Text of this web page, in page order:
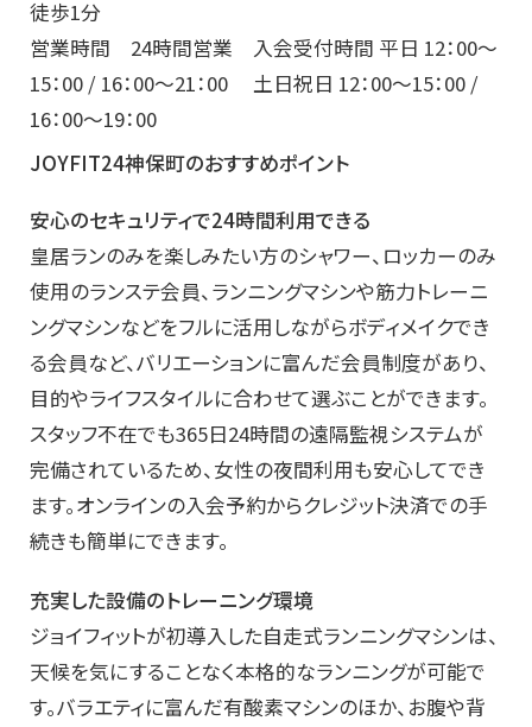
徒歩1分
営業時間 24時間営業 入会受付時間 平日 12：00～
15：00 / 16：00～21：00 土日祝日 12：00～15：00 /
16：00～19：00
JOYFIT24神保町のおすすめポイント
安心のセキュリティで24時間利用できる
皇居ランのみを楽しみたい方のシャワー、ロッカーのみ
使用のランステ会員、ランニングマシンや筋力トレーニ
ングマシンなどをフルに活用しながらボディメイクでき
る会員など、バリエーションに富んだ会員制度があり、
目的やライフスタイルに合わせて選ぶことができます。
スタッフ不在でも365日24時間の遠隔監視システムが
完備されているため、女性の夜間利用も安心してでき
ます。オンラインの入会予約からクレジット決済での手
続きも簡単にできます。
充実した設備のトレーニング環境
ジョイフィットが初導入した自走式ランニングマシンは、
天候を気にすることなく本格的なランニングが可能で
す。バラエティに富んだ有酸素マシンのほか、お腹や背